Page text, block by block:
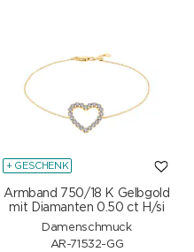
+ GESCHENK
Armband 750/18 K Gelbgold
mit Diamanten 0.50 ct H/si
Damenschmuck
AR-71532-GG